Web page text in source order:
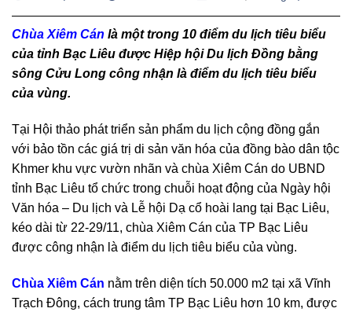
Chùa Xiêm Cán là một trong 10 điểm du lịch tiêu biểu
của tỉnh Bạc Liêu được Hiệp hội Du lịch Đồng bằng
sông Cửu Long công nhận là điểm du lịch tiêu biểu
của vùng.
Tại Hội thảo phát triển sản phẩm du lịch cộng đồng gắn
với bảo tồn các giá trị di sản văn hóa của đồng bào dân tộc
Khmer khu vực vườn nhãn và chùa Xiêm Cán do UBND
tỉnh Bạc Liêu tổ chức trong chuỗi hoạt động của Ngày hội
Văn hóa – Du lịch và Lễ hội Dạ cổ hoài lang tại Bạc Liêu,
kéo dài từ 22-29/11, chùa Xiêm Cán của TP Bạc Liêu
được công nhận là điểm du lịch tiêu biểu của vùng.
Chùa Xiêm Cán nằm trên diện tích 50.000 m2 tại xã Vĩnh
Trạch Đông, cách trung tâm TP Bạc Liêu hơn 10 km, được